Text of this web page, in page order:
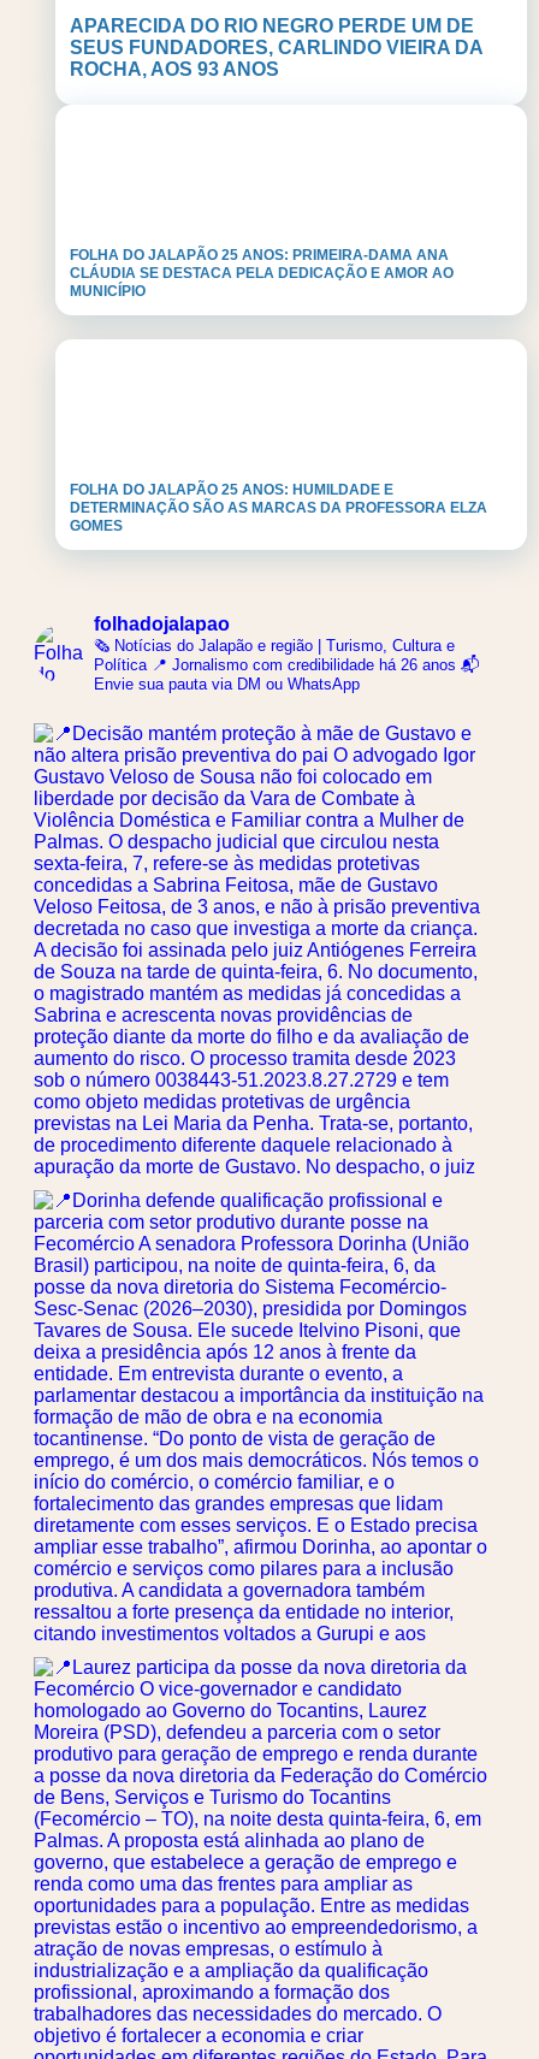
APARECIDA DO RIO NEGRO PERDE UM DE
SEUS FUNDADORES, CARLINDO VIEIRA DA
ROCHA, AOS 93 ANOS
FOLHA DO JALAPÃO 25 ANOS: PRIMEIRA-DAMA ANA
CLÁUDIA SE DESTACA PELA DEDICAÇÃO E AMOR AO
MUNICÍPIO
FOLHA DO JALAPÃO 25 ANOS: HUMILDADE E
DETERMINAÇÃO SÃO AS MARCAS DA PROFESSORA ELZA
GOMES
folhadojalapao
🗞️ Notícias do Jalapão e região | Turismo, Cultura e
Política 📍 Jornalismo com credibilidade há 26 anos 📬
Envie sua pauta via DM ou WhatsApp